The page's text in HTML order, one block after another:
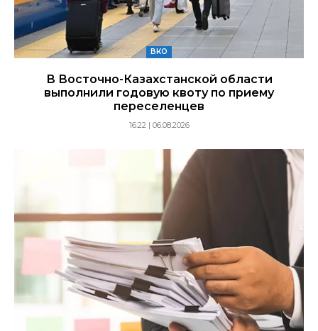
ВКО
В Восточно-Казахстанской области
выполнили годовую квоту по приему
переселенцев
16:22 | 06.08.2026